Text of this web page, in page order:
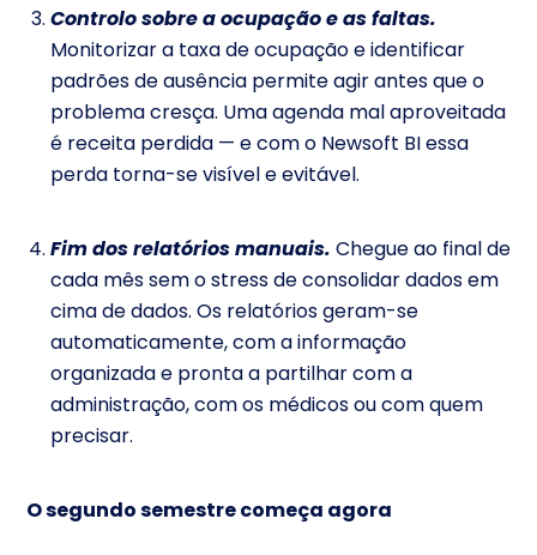
Controlo sobre a ocupação e as faltas.
Monitorizar a taxa de ocupação e identificar
padrões de ausência permite agir antes que o
problema cresça. Uma agenda mal aproveitada
é receita perdida — e com o Newsoft BI essa
perda torna-se visível e evitável.
Fim dos relatórios manuais. Chegue ao final de
cada mês sem o stress de consolidar dados em
cima de dados. Os relatórios geram-se
automaticamente, com a informação
organizada e pronta a partilhar com a
administração, com os médicos ou com quem
precisar.
O segundo semestre começa agora